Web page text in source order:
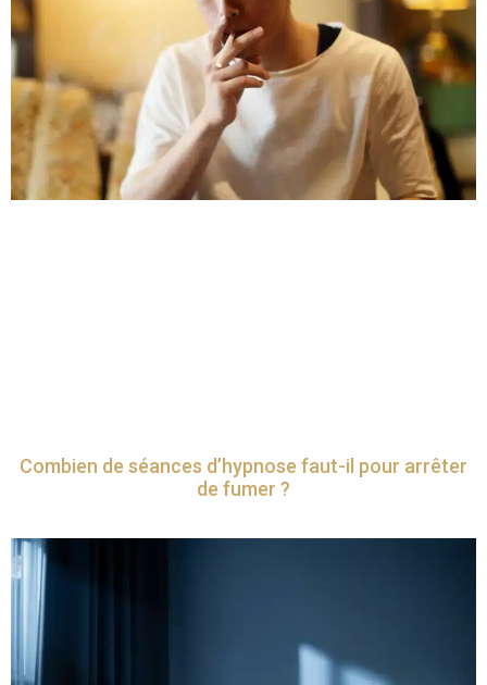
Combien de séances d’hypnose faut-il pour arrêter
de fumer ?